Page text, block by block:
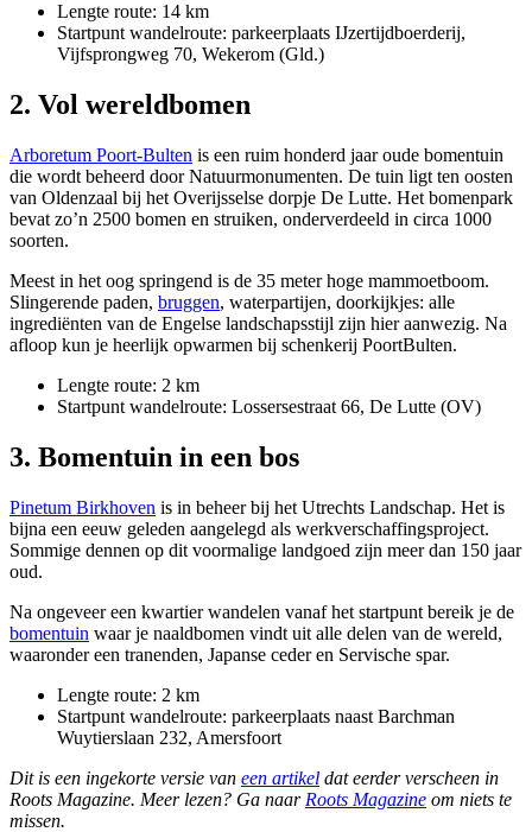
Lengte route: 14 km
Startpunt wandelroute: parkeerplaats IJzertijdboerderij,
Vijfsprongweg 70, Wekerom (Gld.)
2. Vol wereldbomen
Arboretum Poort-Bulten is een ruim honderd jaar oude bomentuin
die wordt beheerd door Natuurmonumenten. De tuin ligt ten oosten
van Oldenzaal bij het Overijsselse dorpje De Lutte. Het bomenpark
bevat zo’n 2500 bomen en struiken, onderverdeeld in circa 1000
soorten.
Meest in het oog springend is de 35 meter hoge mammoetboom.
Slingerende paden, bruggen, waterpartijen, doorkijkjes: alle
ingrediënten van de Engelse landschapsstijl zijn hier aanwezig. Na
afloop kun je heerlijk opwarmen bij schenkerij PoortBulten.
Lengte route: 2 km
Startpunt wandelroute: Lossersestraat 66, De Lutte (OV)
3. Bomentuin in een bos
Pinetum Birkhoven is in beheer bij het Utrechts Landschap. Het is
bijna een eeuw geleden aangelegd als werkverschaffingsproject.
Sommige dennen op dit voormalige landgoed zijn meer dan 150 jaar
oud.
Na ongeveer een kwartier wandelen vanaf het startpunt bereik je de
bomentuin waar je naaldbomen vindt uit alle delen van de wereld,
waaronder een tranenden, Japanse ceder en Servische spar.
Lengte route: 2 km
Startpunt wandelroute: parkeerplaats naast Barchman
Wuytierslaan 232, Amersfoort
Dit is een ingekorte versie van een artikel dat eerder verscheen in
Roots Magazine. Meer lezen? Ga naar Roots Magazine om niets te
missen.